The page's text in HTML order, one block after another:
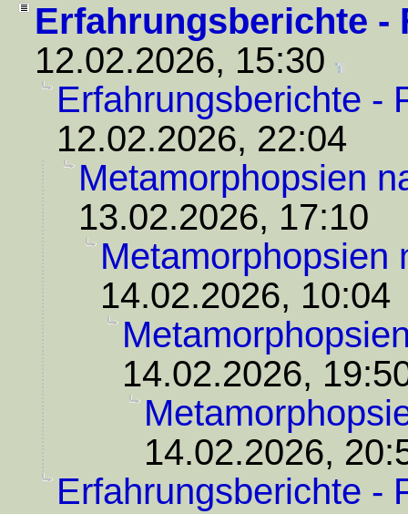
Erfahrungsberichte -
12.02.2026, 15:30
Erfahrungsberichte -
12.02.2026, 22:04
Metamorphopsien
13.02.2026, 17:10
Metamorphopsien
14.02.2026, 10:04
14.02.2026,
14.02.2026,
Erfahrungsberichte -